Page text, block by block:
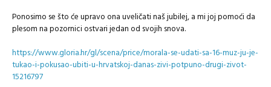
Ponosimo se što će upravo ona uveličati naš jubilej, a mi joj pomoći da
plesom na pozornici ostvari jedan od svojih snova.
https://www.gloria.hr/gl/scena/price/morala-se-udati-sa-16-muz-ju-je-
tukao-i-pokusao-ubiti-u-hrvatskoj-danas-zivi-potpuno-drugi-zivot-
15216797